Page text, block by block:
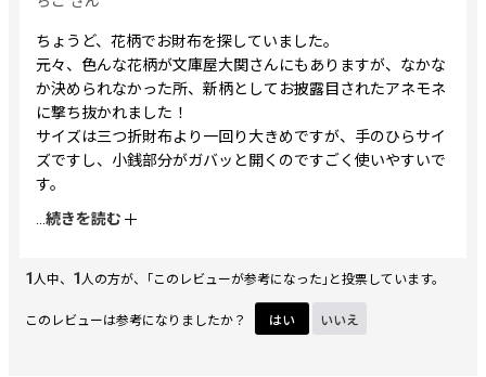
ちょうど、花柄でお財布を探していました。
元々、色んな花柄が文庫屋大関さんにもありますが、なかな
か決められなかった所、新柄としてお披露目されたアネモネ
に撃ち抜かれました！
サイズは三つ折財布より一回り大きめですが、手のひらサイ
ズですし、小銭部分がガバッと開くのですごく使いやすいで
す。
小銭のポケット部分にお守りを入れてます(^^
お店で支払いの時によく定員さんに褒められる、自慢のお財
いつも素敵な柄をありがとうございます！
続きを読む
1人中、 1人の方が、｢このレビューが参考になった｣と投票しています。
このレビューは参考になりましたか？ はい いいえ